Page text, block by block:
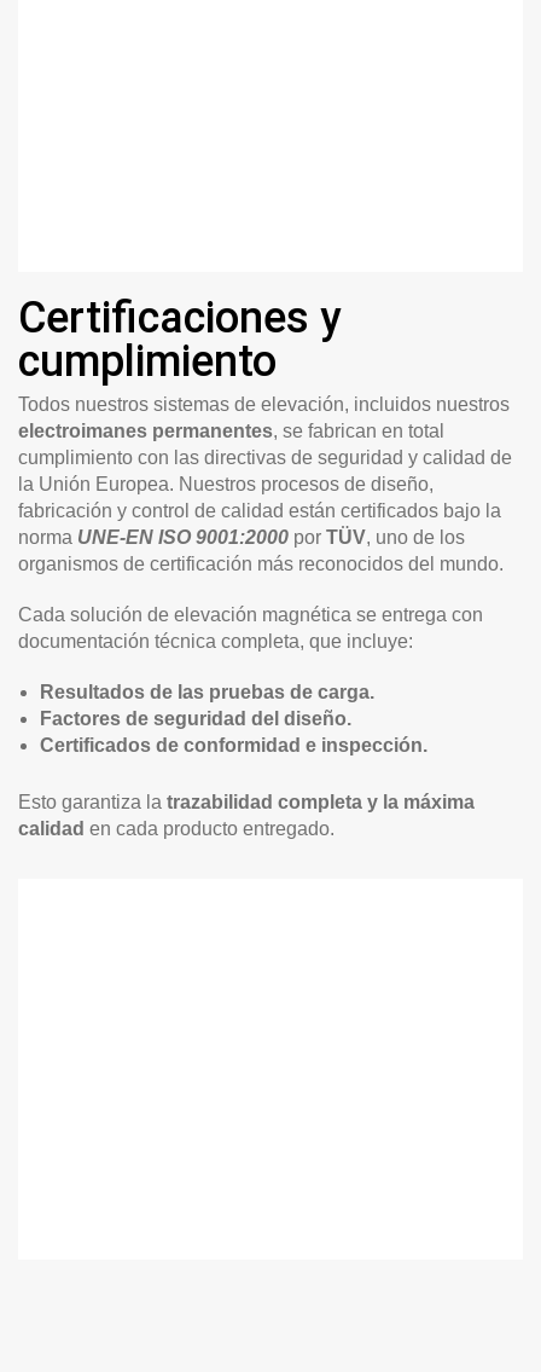
Certificaciones y
cumplimiento
Todos nuestros sistemas de elevación, incluidos nuestros
electroimanes permanentes, se fabrican en total
cumplimiento con las directivas de seguridad y calidad de
la Unión Europea. Nuestros procesos de diseño,
fabricación y control de calidad están certificados bajo la
norma UNE-EN ISO 9001:2000 por TÜV, uno de los
organismos de certificación más reconocidos del mundo.
Cada solución de elevación magnética se entrega con
documentación técnica completa, que incluye:
Resultados de las pruebas de carga.
Factores de seguridad del diseño.
Certificados de conformidad e inspección.
Esto garantiza la trazabilidad completa y la máxima
calidad en cada producto entregado.